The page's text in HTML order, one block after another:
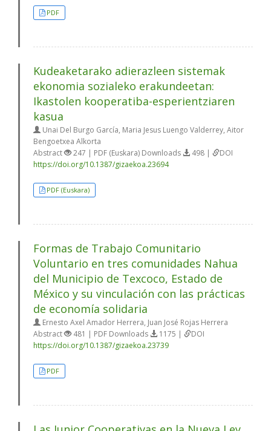
PDF
Kudeaketarako adierazleen sistemak
ekonomia sozialeko erakundeetan:
Ikastolen kooperatiba-esperientziaren
kasua
Unai Del Burgo García, Maria Jesus Luengo Valderrey, Aitor
Bengoetxea Alkorta
Abstract
247 | PDF (Euskara) Downloads 498 |
DOI
https://doi.org/10.1387/gizaekoa.23694
PDF (Euskara)
Formas de Trabajo Comunitario
Voluntario en tres comunidades Nahua
del Municipio de Texcoco, Estado de
México y su vinculación con las prácticas
de economía solidaria
Ernesto Axel Amador Herrera, Juan José Rojas Herrera
Abstract
481 | PDF Downloads 1175 |
DOI
https://doi.org/10.1387/gizaekoa.23739
PDF